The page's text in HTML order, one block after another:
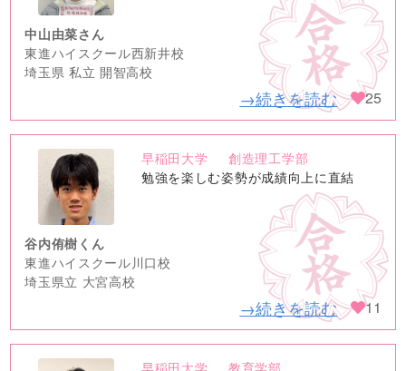
中山由菜さん
東進ハイスクール西新井校
埼玉県 私立 開智高校
→続きを読む 25
no
image
早稲田大学
創造理工学部
勉強を楽しむ姿勢が成績向上に直結
谷内侑樹くん
東進ハイスクール川口校
埼玉県立 大宮高校
→続きを読む 11